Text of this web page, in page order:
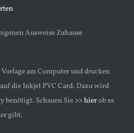
Ausweise Zuhause
am Computer und drucken
die Inkjet PVC Card. Dazu wird
benötigt. Schauen Sie>> hierob es
gibt.